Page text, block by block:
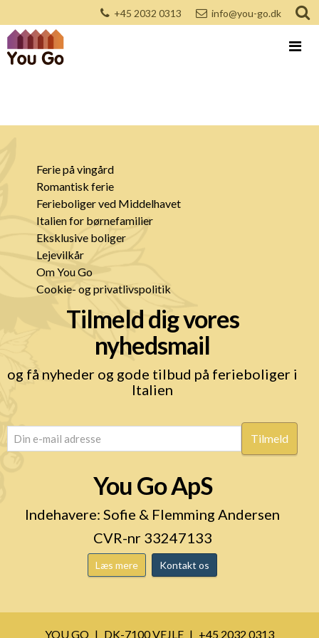
+45 2032 0313 info@you-go.dk
Ferie på vingård
Romantisk ferie
Ferieboliger ved Middelhavet
Italien for børnefamilier
Eksklusive boliger
Lejevilkår
Om You Go
Cookie- og privatlivspolitik
Tilmeld dig vores
nyhedsmail
og få nyheder og gode tilbud på ferieboliger i
Italien
(Påkrævet)
You Go ApS
Indehavere: Sofie & Flemming Andersen
CVR-nr 33247133
Læs mere Kontakt os
YOU GO DK-7100 VEJLE +45 2032 0313